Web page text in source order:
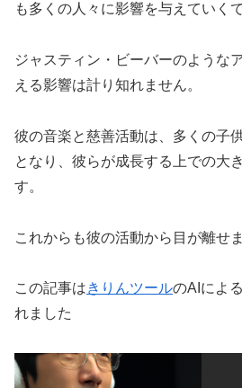
も多くの人々に影響を与えていく
ジャスティン・ビーバーのような
える影響は計り知れません。
彼の音楽と慈善活動は、多くの子
となり、彼らが成長する上での大
す。
これからも彼の活動から目が離せま
この記事はきりんツールのAIによ
れました